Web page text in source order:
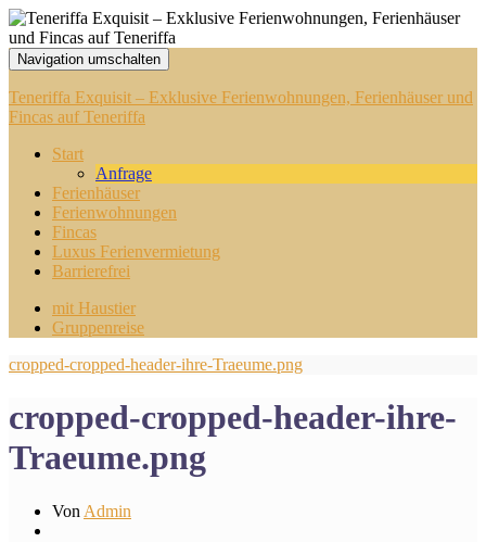
Navigation umschalten
Teneriffa Exquisit – Exklusive Ferienwohnungen, Ferienhäuser und
Fincas auf Teneriffa
Start
Anfrage
Ferienhäuser
Ferienwohnungen
Fincas
Luxus Ferienvermietung
Barrierefrei
mit Haustier
Gruppenreise
cropped-cropped-header-ihre-Traeume.png
cropped-cropped-header-ihre-
Traeume.png
Von Admin